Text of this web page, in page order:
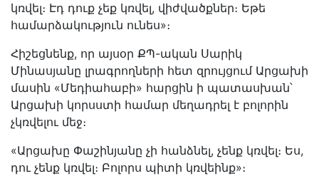
կռվել։ Էդ դուք չեք կռվել, վիժվածքներ։ Եթե
համարձակություն ունես»։
Հիշեցնենք, որ այսօր ՔՊ-ական Սարիկ
Մինասյանը լրագրողների հետ զրույցում Արցախի
մասին «Մեդիահաբի» հարցին ի պատասխան՝
Արցախի կորսստի համար մեղադրել է բոլորին
չկռվելու մեջ։
«Արցախը Փաշինյանը չի հանձնել, չենք կռվել։ Ես,
դու չենք կռվել։ Բոլորս պիտի կռվեինք»։